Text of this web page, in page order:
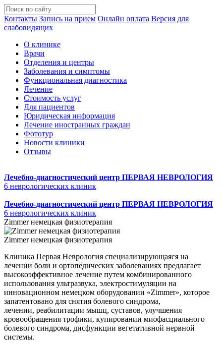
Контакты Запись на прием Онлайн оплата Версия для
слабовидящих
О клинике
Врачи
Отделения и центры
Заболевания и симптомы
Функциональная диагностика
Лечение
Стоимость услуг
Для пациентов
Юридическая информация
Лечение иностранных граждан
Фототур
Новости клиники
Отзывы
Лечебно-диагностический центр ПЕРВАЯ НЕВРОЛОГИЯ
6 неврологических клиник
Лечебно-диагностический центр ПЕРВАЯ НЕВРОЛОГИЯ
6 неврологических клиник
Zimmer немецкая физиотерапия
Zimmer немецкая физиотерапия
Клиника Первая Неврология специализирующаяся на
лечении боли и ортопедических заболеваниях предлагает
высокоэффективное лечение путем комбинированного
использования ультразвука, электростимуляции на
инновационном немецком оборудовании «Zimmer», которое
запатентовано для снятия болевого синдрома,
лечении, реабилитации мышц, суставов, улучшения
кровообращения трофики, купировании миофасциального
болевого синдрома, дисфункции вегетативной нервной
системы.